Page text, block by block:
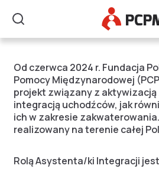
Szukaj
Główne
Asystent/ka
Od czerwca 2024 r. Fundacja
Pomocy Międzynarodowej
projekt związany z
integracją uchodźców, jak
ich w zakresie
realizowany na terenie całej
Rolą Asystenta/ki Integracji